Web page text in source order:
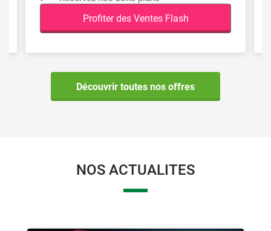
Profiter des Ventes Flash
Découvrir toutes nos offres
NOS ACTUALITES